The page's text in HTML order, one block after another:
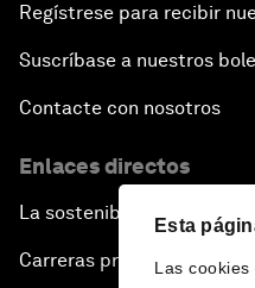
Esta
Las
Regístrese para recibir
Suscríbase a nuestros
Contacte con nosotros
Enlaces directos
La sostenibilidad en el Foro
Carreras profesionales